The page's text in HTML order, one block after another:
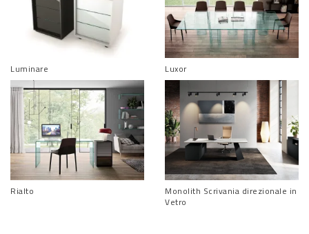
Luminare Luxor
Rialto
Monolith Scrivania direzionale in
Vetro